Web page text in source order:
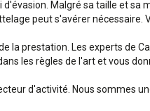
Malgré sa taille et sa
peut s'avérer nécessaire.
la prestation. Les experts de
les règles de l'art et vous
d'activité. Nous sommes